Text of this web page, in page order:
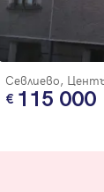
Севлиево,
115 000